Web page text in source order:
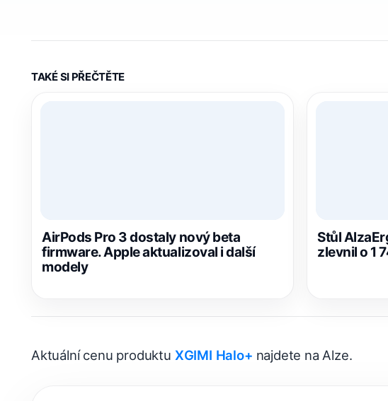
TAKÉ SI PŘEČTĚTE
AirPods Pro 3 dostaly nový beta
firmware. Apple aktualizoval i další
modely
Stůl
zlevnil o 1
Aktuální cenu produktu XGIMI Halo+ najdete na Alze.